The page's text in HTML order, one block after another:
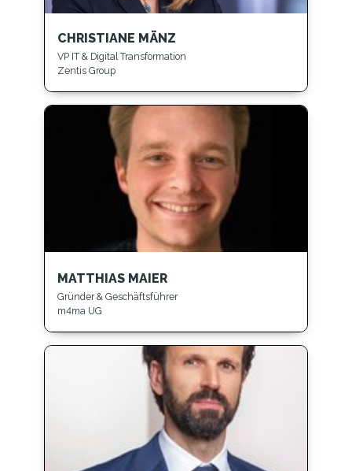
CHRISTIANE MÄNZ
VP IT & Digital Transformation
Zentis Group
MATTHIAS MAIER
Gründer & Geschäftsführer
m4ma UG